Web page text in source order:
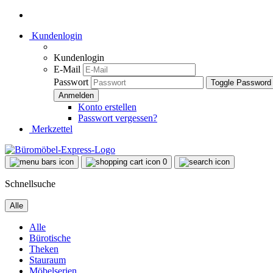
Kundenlogin
Kundenlogin
E-Mail
Passwort
Toggle
Konto erstellen
Passwort vergessen?
Merkzettel
0
Schnellsuche
Alle
Alle
Bürotische
Theken
Stauraum
Möbelserien